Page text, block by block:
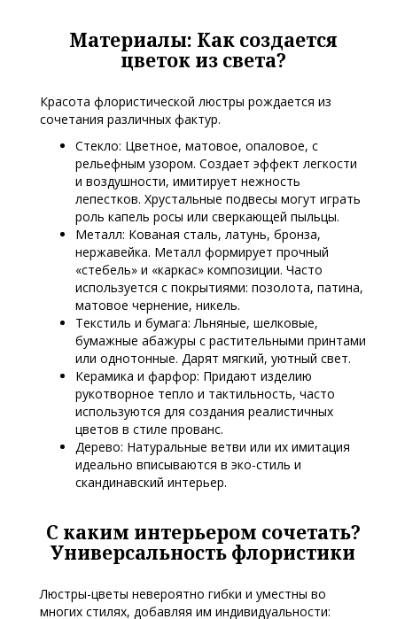
Материалы: Как создается
цветок из света?
Красота флористической люстры рождается из
сочетания различных фактур.
Стекло: Цветное, матовое, опаловое, с
рельефным узором. Создает эффект легкости
и воздушности, имитирует нежность
лепестков. Хрустальные подвесы могут играть
роль капель росы или сверкающей пыльцы.
Металл: Кованая сталь, латунь, бронза,
нержавейка. Металл формирует прочный
«стебель» и «каркас» композиции. Часто
используется с покрытиями: позолота, патина,
матовое чернение, никель.
Текстиль и бумага: Льняные, шелковые,
бумажные абажуры с растительными принтами
или однотонные. Дарят мягкий, уютный свет.
Керамика и фарфор: Придают изделию
рукотворное тепло и тактильность, часто
используются для создания реалистичных
цветов в стиле прованс.
Дерево: Натуральные ветви или их имитация
идеально вписываются в эко-стиль и
скандинавский интерьер.
С каким интерьером сочетать?
Универсальность флористики
Люстры-цветы невероятно гибки и уместны во
многих стилях, добавляя им индивидуальности: